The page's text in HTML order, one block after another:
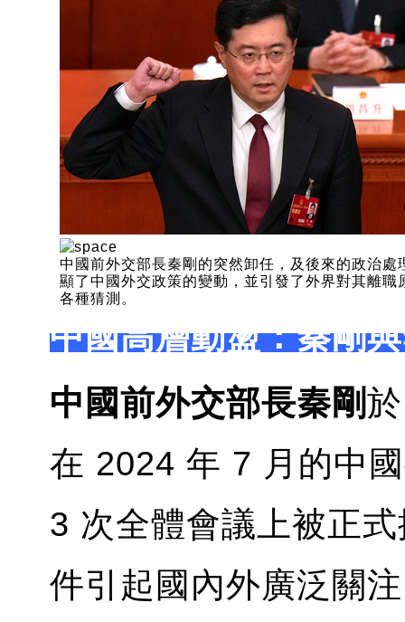
中國前外交部長秦剛的突然卸任，及後來的政治處
顯了中國外交政策的變動，並引發了外界對其離職
各種猜測。
中國高層動盪：秦剛
中國前外交部長秦剛
在 2024 年 7 月的中
3 次全體會議上被正
件引起國內外廣泛關